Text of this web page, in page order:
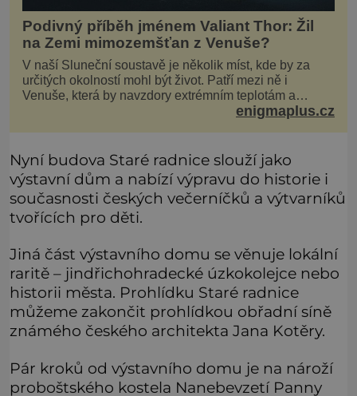
Podivný příběh jménem Valiant Thor: Žil
na Zemi mimozemšťan z Venuše?
V naší Sluneční soustavě je několik míst, kde by za
určitých okolností mohl být život. Patří mezi ně i
Venuše, která by navzdory extrémním teplotám a
smrtícímu složení atmosféry teoreticky mohla ukrývat
enigmaplus.cz
Nyní budova Staré radnice slouží jako
výstavní dům a nabízí výpravu do historie i
současnosti českých večerníčků a výtvarníků
tvořících pro děti.
Jiná část výstavního domu se věnuje lokální
raritě – jindřichohradecké úzkokolejce nebo
historii města. Prohlídku Staré radnice
můžeme zakončit prohlídkou obřadní síně
známého českého architekta Jana Kotěry.
Pár kroků od výstavního domu je na nároží
proboštského kostela Nanebevzetí Panny